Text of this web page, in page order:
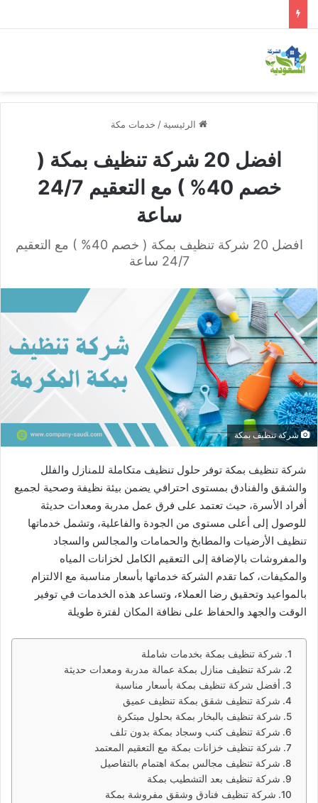
الرئيسية / خدمات مكة
افضل 20 شركة تنظيف بمكة (
خصم 40% ) مع التعقيم 24/7
ساعة
افضل 20 شركة تنظيف بمكة ( خصم 40% ) مع التعقيم
24/7 ساعة
شركة تنظيف بمكة
شركة تنظيف بمكة توفر حلول تنظيف متكاملة للمنازل والفلل
والشقق والفنادق بمستوى احترافي يضمن بيئة نظيفة وصحية لجميع
أفراد الأسرة، حيث تعتمد على فرق عمل مدربة ومعدات حديثة
للوصول إلى أعلى مستوى من الجودة والفاعلية، وتشمل خدماتها
تنظيف الأرضيات والمطابخ والحمامات والمجالس والسجاد
والمفروشات بالإضافة إلى التعقيم الكامل لخزانات المياه
والمكيفات، كما تقدم الشركة خدماتها بأسعار مناسبة مع الالتزام
بالمواعيد وتحقيق رضا العملاء، وتساعد هذه الخدمات في توفير
الوقت والجهد والحفاظ على نظافة المكان لفترة طويلة
شركة تنظيف بمكة بخدمات شاملة
شركة تنظيف منازل بمكة عمالة مدربة ومعدات حديثة
أفضل شركة تنظيف بمكة بأسعار مناسبة
شركة تنظيف شقق بمكة تنظيف عميق
شركة تنظيف بالبخار بمكة بحلول مبتكرة
شركة تنظيف كنب وسجاد بمكة بدون تلف
شركة تنظيف خزانات بمكة مع التعقيم المعتمد
شركة تنظيف مجالس بمكة اهتمام بالتفاصيل
شركة تنظيف بعد التشطيب بمكة
شركة تنظيف فنادق وشقق مفروشة بمكة